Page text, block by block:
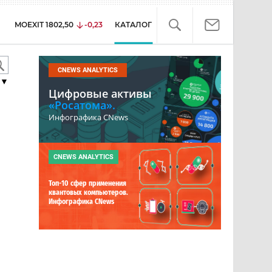
MOEXIT 1802,50 -0,23 КАТАЛОГ
CNEWS ANALYTICS
Цифровые активы
«Росатома».
Инфографика CNews
CNEWS ANALYTICS
Топ-10 сфер применения
квантовых компьютеров.
Инфографика CNews